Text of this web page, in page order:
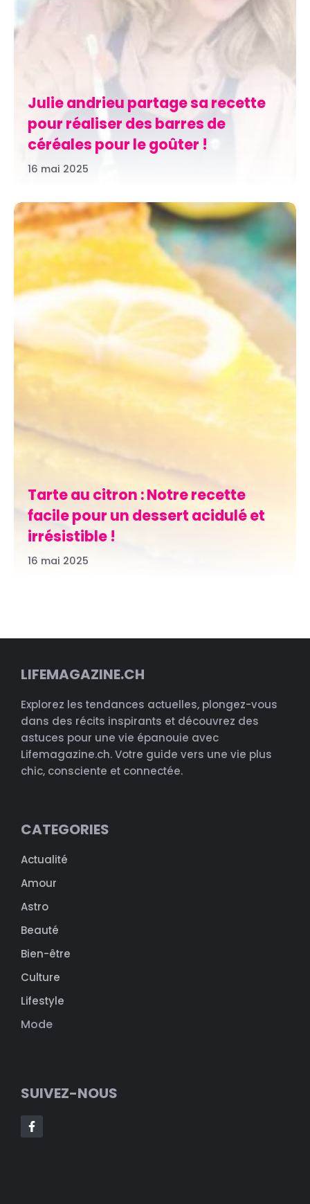
Julie andrieu partage sa recette
pour réaliser des barres de
céréales pour le goûter !
16 mai 2025
Tarte au citron : Notre recette
facile pour un dessert acidulé et
irrésistible !
16 mai 2025
LIFEMAGAZINE.CH
Explorez les tendances actuelles, plongez-vous
dans des récits inspirants et découvrez des
astuces pour une vie épanouie avec
Lifemagazine.ch. Votre guide vers une vie plus
chic, consciente et connectée.
CATEGORIES
Actualité
Amour
Astro
Beauté
Bien-être
Culture
Lifestyle
Mode
SUIVEZ-NOUS